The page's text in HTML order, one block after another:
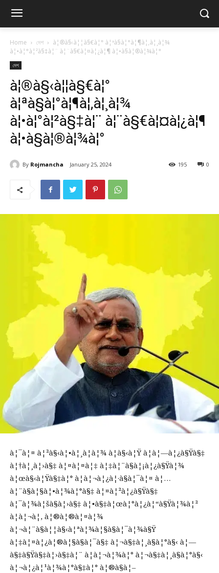
Home দেশ
à¦®à§‹à¦¦à§€à¦° à¦ªà§à¦°à¦¶à¦‚à¦¸à¦¾
à¦•à¦°à¦²à§‡à¦¨ à¦¨à§€à¦¤à¦¿à¦¶ à¦•à§à¦®à¦¾à¦°
দেশ
à¦®à§‹à¦¦à§€à¦°
à¦ªà§à¦°à¦¶à¦‚à¦¸à¦¾
à¦•à¦°à¦²à§‡à¦¨ à¦¨à§€à¦¤à¦¿à¦¶
à¦•à§à¦®à¦¾à¦°
By Rojmancha January 25, 2024 0
195
à¦¯à¦¤ à¦²à§‹à¦•à¦¸à¦­à¦¾ à¦­à§‹à¦Ÿ à¦à¦—à¦¿à§Ÿà§‡
à¦†à¦¸à¦›à§‡ à¦¤à¦¤à¦‡ à¦‡à¦¨à§à¦¡à¦¿à§Ÿà¦¾
à¦œà§‹à¦Ÿà§‡à¦° à¦­à¦¬à¦¿à¦·à§à¦¯à¦¤ à¦…
à¦¨à§à¦§à¦•à¦¾à¦°à§‡ à¦¤à¦²à¦¿à§Ÿà§‡
à¦¯à¦¾à¦šà§à¦›à§‡ à¦•à§‡à¦œà¦°à¦¿à¦“à§Ÿà¦¾à¦²
à¦à¦¬à¦‚ à¦®à¦®à¦¤à¦¾
à¦¬à¦¨à§à¦¦à§‹à¦ªà¦¾à¦§à§à¦¯à¦¾à§Ÿ
à¦‡à¦¤à¦¿à¦®à¦§à§à¦¯à§‡ à¦¬à§‡à¦¸à§à¦°à§‹ à¦—
à§‡à§Ÿà§‡à¦›à§‡à¦¨ à¦à¦¬à¦¾à¦° à¦¬à§‡à¦¸à§à¦°à§‹
à¦¬à¦¿à¦¹à¦¾à¦°à§‡à¦° à¦®à§à¦–